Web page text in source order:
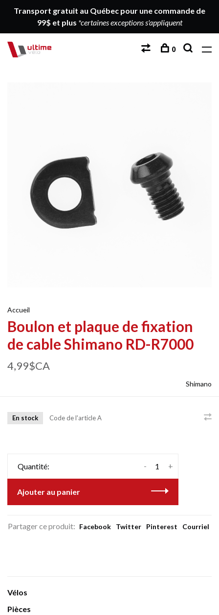
Transport gratuit au Québec pour une commande de
99$ et plus *certaines exceptions s'appliquent
0
Accueil
Boulon et plaque de fixation
de cable Shimano RD-R7000
4,99$CA
Shimano
En stock Code de l'articleA
Quantité: +
-
Ajouter au panier
Partager ce produit: Facebook Twitter Pinterest Courriel
Vélos
Pièces